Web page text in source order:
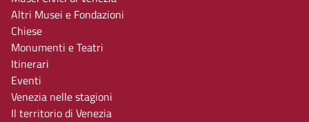
Altri Musei e Fondazioni
Chiese
Monumenti e Teatri
Itinerari
Eventi
Venezia nelle stagioni
Il territorio di Venezia